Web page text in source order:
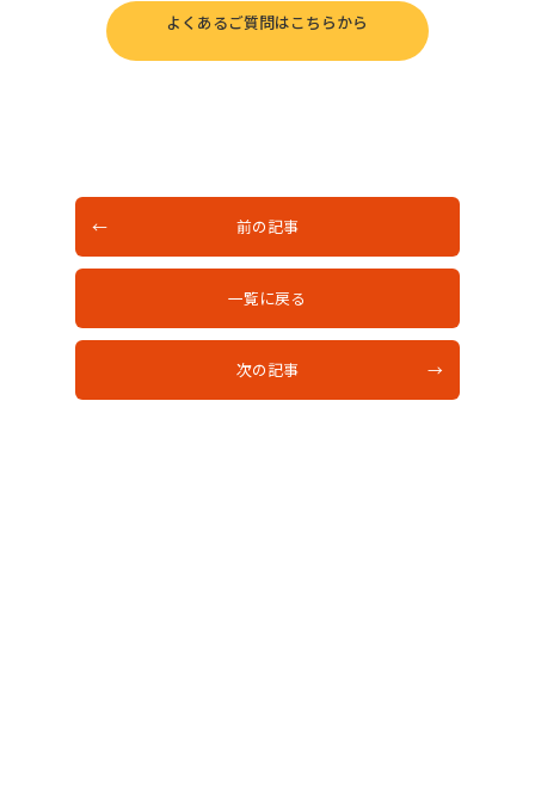
よくあるご質問はこちらから
前の記事
一覧に戻る
次の記事